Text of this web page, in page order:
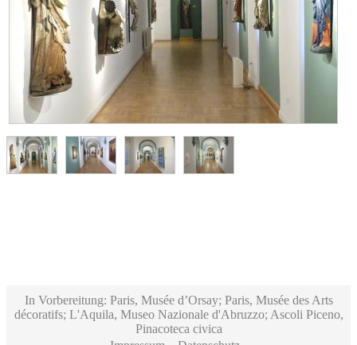
In Vorbereitung: Paris, Musée d’Orsay; Paris, Musée des Arts
décoratifs; L'Aquila, Museo Nazionale d'Abruzzo; Ascoli Piceno,
Pinacoteca civica